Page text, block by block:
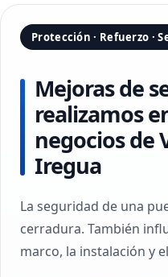
Protección · Refuerzo ·
Mejoras de
realizamos
negocios de
Iregua
La seguridad de una
cerradura. También
marco, la instalación y